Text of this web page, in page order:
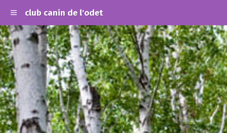
club canin de l'odet